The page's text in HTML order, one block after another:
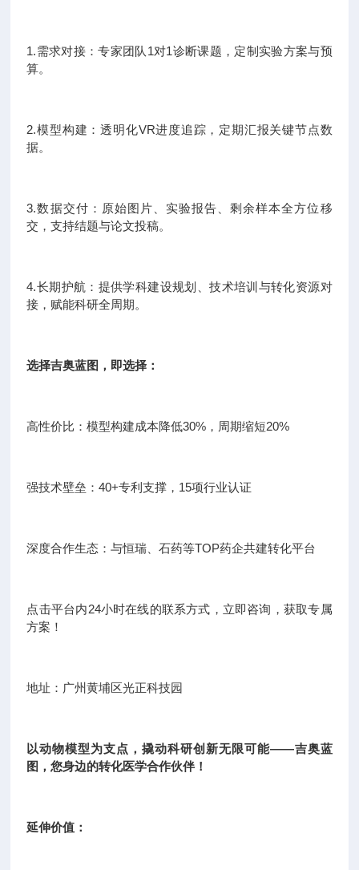
1.需求对接：专家团队1对1诊断课题，定制实验方案与预
算。
2.模型构建：透明化VR进度追踪，定期汇报关键节点数
据。
3.数据交付：原始图片、实验报告、剩余样本全方位移
交，支持结题与论文投稿。
4.长期护航：提供学科建设规划、技术培训与转化资源对
接，赋能科研全周期。
选择吉奥蓝图，即选择：
高性价比：模型构建成本降低30%，周期缩短20%
强技术壁垒：40+专利支撑，15项行业认证
深度合作生态：与恒瑞、石药等TOP药企共建转化平台
点击平台内24小时在线的联系方式，立即咨询，获取专属
方案！
地址：广州黄埔区光正科技园
以动物模型为支点，撬动科研创新无限可能——吉奥蓝
图，您身边的转化医学合作伙伴！
延伸价值：